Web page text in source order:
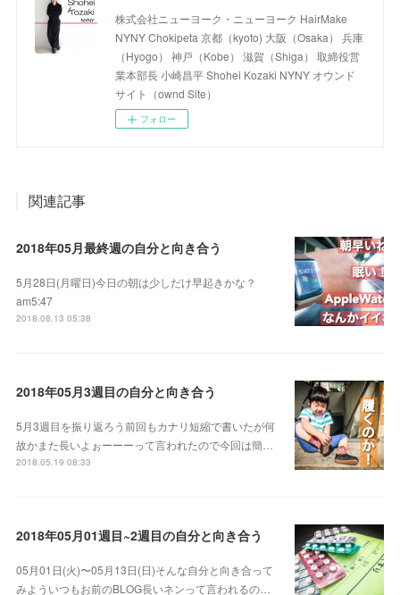
株式会社ニューヨーク・ニューヨーク HairMake
NYNY Chokipeta 京都（kyoto) 大阪（Osaka） 兵庫
（Hyogo） 神戸（Kobe） 滋賀（Shiga） 取締役営
業本部長 小崎昌平 Shohei Kozaki NYNY オウンド
サイト（ownd Site）
フォロー
関連記事
2018年05月最終週の自分と向き合う
5月28日(月曜日)今日の朝は少しだけ早起きかな？
am5:47
2018.08.13 05:38
2018年05月3週目の自分と向き合う
5月3週目を振り返ろう前回もカナリ短縮で書いたが何
故かまた長いよぉーーーって言われたので今回は簡…
2018.05.19 08:33
2018年05月01週目~2週目の自分と向き合う
05月01日(火)〜05月13日(日)そんな自分と向き合って
みよういつもお前のBLOG長いネンって言われるの…